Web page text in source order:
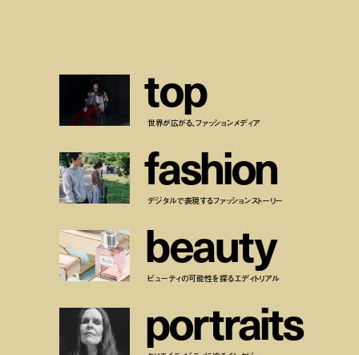
top
世界が広がる、ファッションメディア
fashion
デジタルで表現するファッションストーリー
beauty
ビューティの可能性を探るエディトリアル
portraits